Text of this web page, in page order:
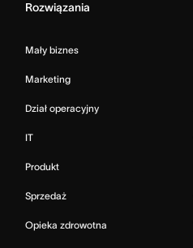
Rozwiązania
Mały biznes
Marketing
Dział operacyjny
IT
Produkt
Sprzedaż
Opieka zdrowotna